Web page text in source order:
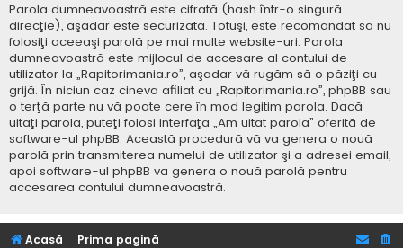
Parola dumneavoastră este cifrată (hash într-o singură
direcţie), aşadar este securizată. Totuşi, este recomandat să nu
folosiţi aceeaşi parolă pe mai multe website-uri. Parola
dumneavoastră este mijlocul de accesare al contului de
utilizator la „Rapitorimania.ro”, aşadar vă rugăm să o păziţi cu
grijă. În niciun caz cineva afiliat cu „Rapitorimania.ro”, phpBB sau
o terţă parte nu vă poate cere în mod legitim parola. Dacă
uitaţi parola, puteţi folosi interfaţa „Am uitat parola” oferită de
software-ul phpBB. Această procedură vă va genera o nouă
parolă prin transmiterea numelui de utilizator şi a adresei email,
apoi software-ul phpBB va genera o nouă parolă pentru
accesarea contului dumneavoastră.
Acasă Prima pagină